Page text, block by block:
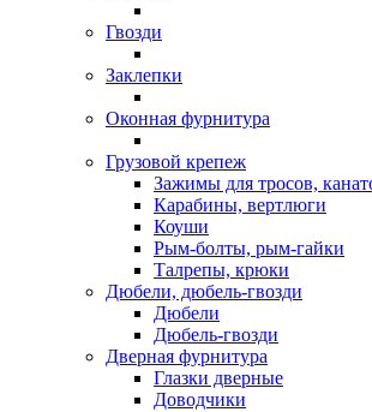
Гвозди
Заклепки
Оконная фурнитура
Грузовой крепеж
Зажимы для тросов,
Карабины, вертлюги
Коуши
Рым-болты, рым-гайки
Талрепы, крюки
Дюбели, дюбель-гвозди
Дюбели
Дюбель-гвозди
Дверная фурнитура
Глазки дверные
Доводчики